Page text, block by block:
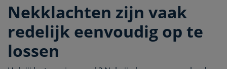
Nekklachten zijn vaak
redelijk eenvoudig op te
lossen